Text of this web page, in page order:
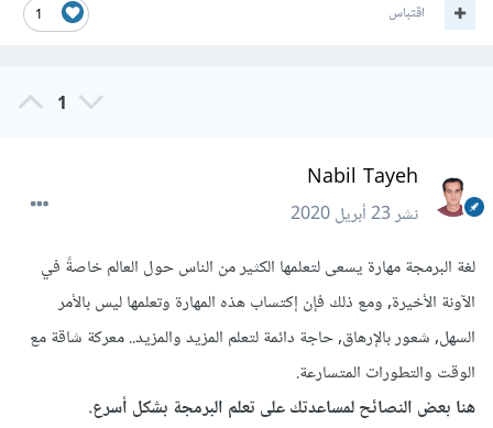
1 اقتباس
1
Nabil Tayeh
نشر23 أبريل 2020
لغة البرمجة مهارة يسعى لتعلمها الكثير من الناس حول العالم خاصةً في
الآونة الأخيرة, ومع ذلك فإن إكتساب هذه المهارة وتعلمها ليس بالأمر
السهل, شعور بالإرهاق, حاجة دائمة لتعلم المزيد والمزيد.. معركة شاقة مع
الوقت والتطورات المتسارعة.
هنا بعض النصائح لمساعدتك على تعلم البرمجة بشكل أسرع.